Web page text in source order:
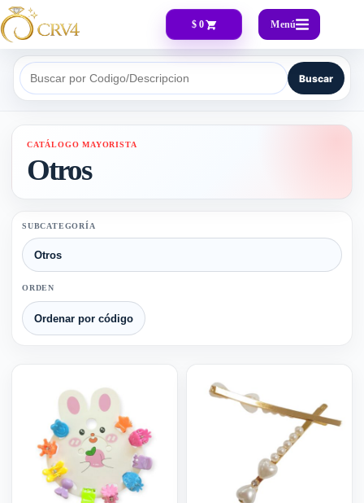
$ 0 Menú
Buscar por Codigo/Descripcion Buscar
CATÁLOGO MAYORISTA
Otros
SUBCATEGORÍA
ORDEN